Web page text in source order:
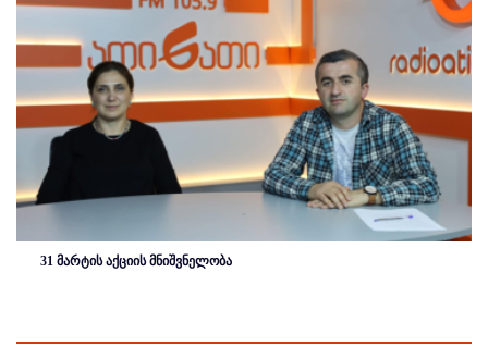
31 მარტის აქციის მნიშვნელობა